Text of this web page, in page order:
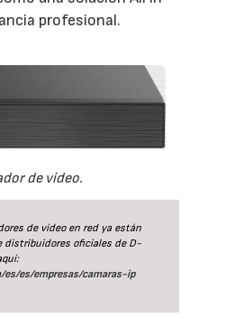
profesional.
de vídeo.
de vídeo en red ya están
distribuidores oficiales de D-
es/empresas/camaras-ip